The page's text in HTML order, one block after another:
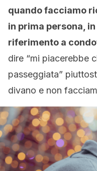
quando facciamo
in prima persona,
riferimento a
dire “mi piacerebbe
passeggiata”
divano e non